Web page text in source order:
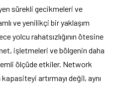
sürekli gecikmeleri ve
ve yenilikçi bir yaklaşım
yolcu rahatsızlığının ötesine
işletmeleri ve bölgenin daha
ölçüde etkiler. Network
artırmayı değil, aynı